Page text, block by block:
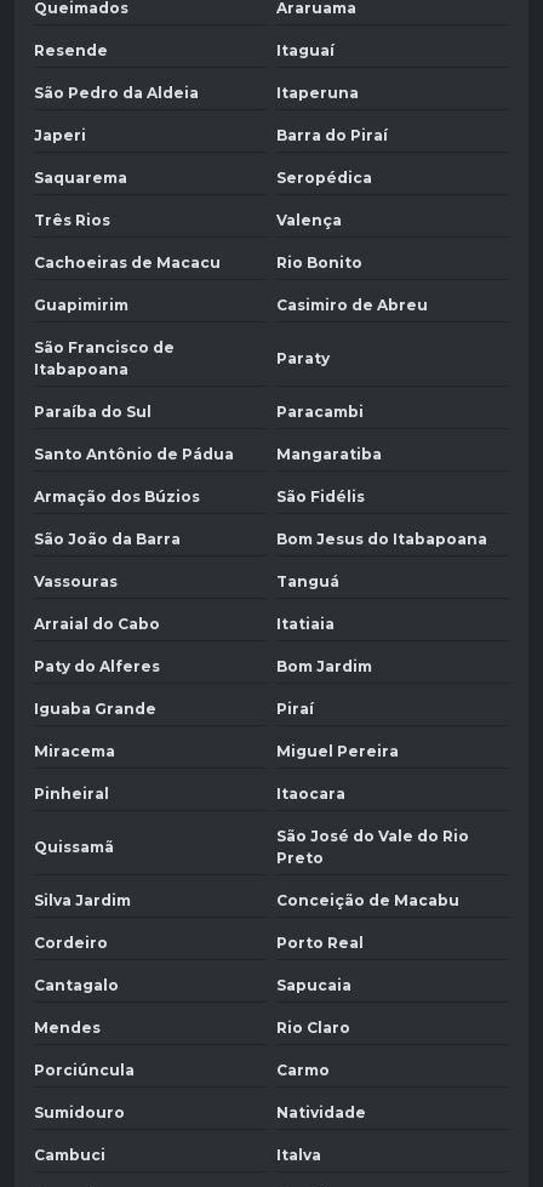
Queimados Araruama
Resende Itaguaí
São Pedro da Aldeia Itaperuna
Japeri Barra do Piraí
Saquarema Seropédica
Três Rios Valença
Cachoeiras de Macacu Rio Bonito
Guapimirim Casimiro de Abreu
São Francisco de
Itabapoana
Paraty
Paraíba do Sul Paracambi
Santo Antônio de Pádua Mangaratiba
Armação dos Búzios São Fidélis
São João da Barra Bom Jesus do Itabapoana
Vassouras Tanguá
Arraial do Cabo Itatiaia
Paty do Alferes Bom Jardim
Iguaba Grande Piraí
Miracema Miguel Pereira
Pinheiral Itaocara
Quissamã
São José do Vale do Rio
Preto
Silva Jardim Conceição de Macabu
Cordeiro Porto Real
Cantagalo Sapucaia
Mendes Rio Claro
Porciúncula Carmo
Sumidouro Natividade
Cambuci Italva